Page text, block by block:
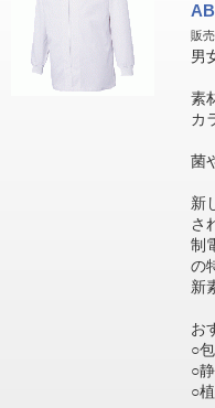
販
男
素
カ
菌
新
さ
制
の
新
お
○
○
○